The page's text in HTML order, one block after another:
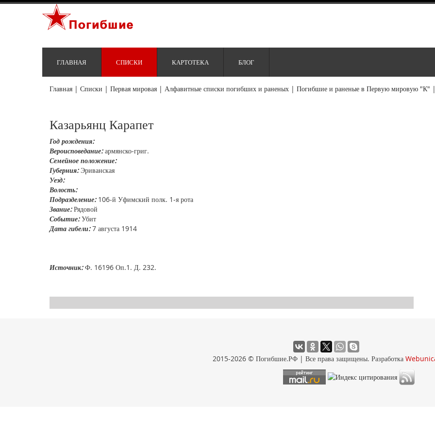
ГЛАВНАЯ СПИСКИ КАРТОТЕКА БЛОГ
Главная | Списки | Первая мировая | Алфавитные списки погибших и раненых | Погибшие и раненые в Первую мировую "К"
Казарьянц Карапет
Год рождения:
Вероисповедание:армянско-григ.
Семейное положение:
Губерния:Эриванская
Уезд:
Волость:
Подразделение:106-й Уфимский полк. 1-я рота
Звание:Рядовой
Событие:Убит
Дата гибели:7 августа 1914
Источник:Ф. 16196 Оп.1. Д. 232.
2015-2026 © Погибшие.РФ | Все права защищены. Разработка